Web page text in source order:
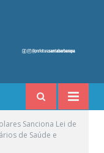
Sanciona Lei de
de Saúde e